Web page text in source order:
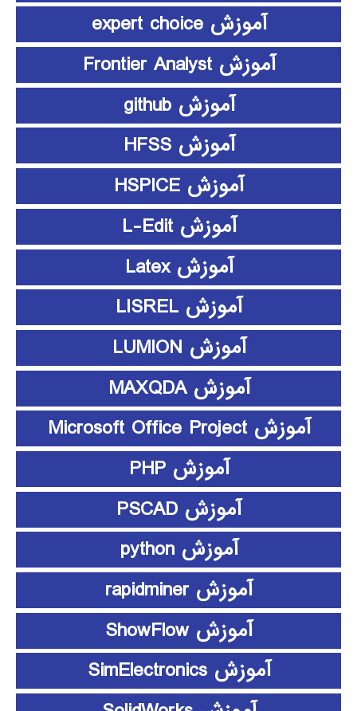
آموزش expert choice
آموزش Frontier Analyst
آموزش github
آموزش HFSS
آموزش HSPICE
آموزش L-Edit
آموزش Latex
آموزش LISREL
آموزش LUMION
آموزش MAXQDA
آموزش Microsoft Office Project
آموزش PHP
آموزش PSCAD
آموزش python
آموزش rapidminer
آموزش ShowFlow
آموزش SimElectronics